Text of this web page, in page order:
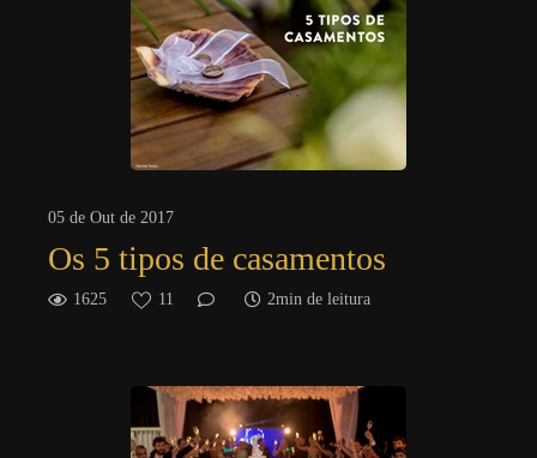
05 de Out de 2017
Os 5 tipos de casamentos
1625 11 2min de leitura